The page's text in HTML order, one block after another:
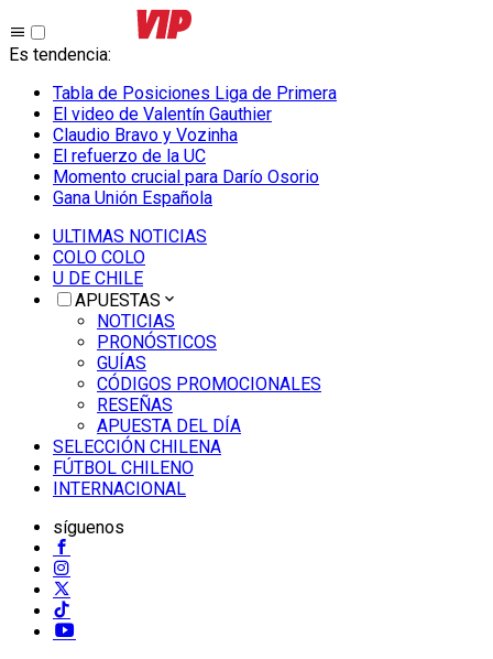
Es tendencia:
Tabla de Posiciones Liga de Primera
El video de Valentín Gauthier
Claudio Bravo y Vozinha
El refuerzo de la UC
Momento crucial para Darío Osorio
Gana Unión Española
ULTIMAS NOTICIAS
COLO COLO
U DE CHILE
APUESTAS
NOTICIAS
PRONÓSTICOS
GUÍAS
CÓDIGOS PROMOCIONALES
RESEÑAS
APUESTA DEL DÍA
SELECCIÓN CHILENA
FÚTBOL CHILENO
INTERNACIONAL
síguenos